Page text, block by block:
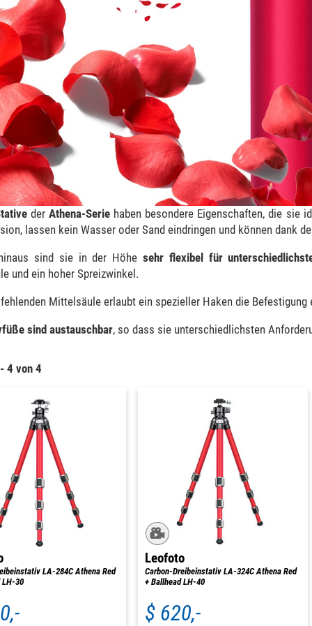
der Athena-Seriehaben besondere Eigenschaften, die sie
lassen kein Wasser oder Sand eindringen und können dank
sind sie in der Höhe sehr flexibel für
und ein hoher Spreizwinkel.
Mittelsäule erlaubt ein spezieller Haken die
sind austauschbar, so dass sie unterschiedlichsten
4 von 4
LA-284C Athena Red
LH-30
Leofoto
Carbon-Dreibeinstativ LA-324C Athena Red
+ Ballhead LH-40
$ 620,-